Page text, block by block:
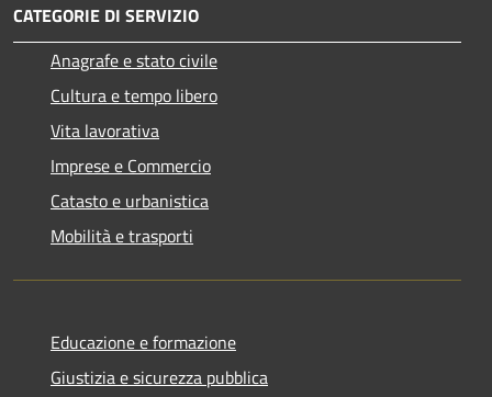
CATEGORIE DI SERVIZIO
Anagrafe e stato civile
Cultura e tempo libero
Vita lavorativa
Imprese e Commercio
Catasto e urbanistica
Mobilità e trasporti
Educazione e formazione
Giustizia e sicurezza pubblica